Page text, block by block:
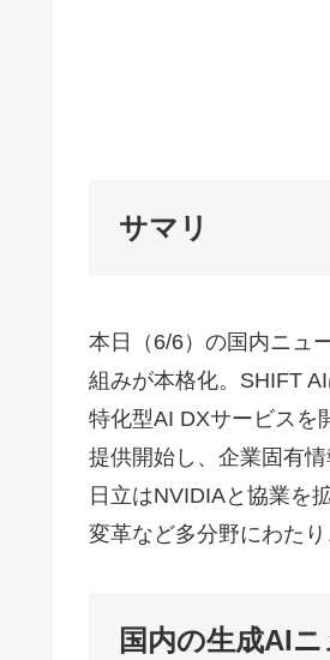
サマリ
本日（6/6）の国内ニュ
組みが本格化。SHIFT
特化型AI DXサービスを
提供開始し、企業固有
日立はNVIDIAと協業を
変革など多分野にわた
国内の生成AIニ